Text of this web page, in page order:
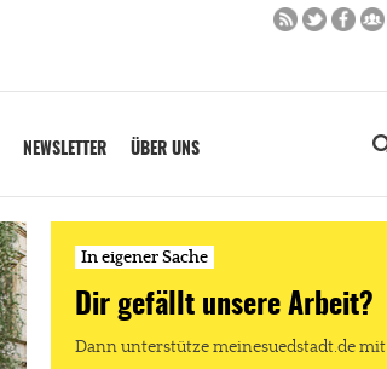
NEWSLETTER ÜBER UNS
In eigener Sache
Dir gefällt unsere Arbeit?
Dann unterstütze meinesuedstadt.de mit